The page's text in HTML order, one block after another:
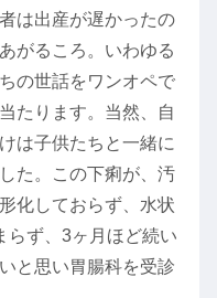
は出産が遅かったの
がるころ。いわゆる
の世話をワンオペで
たります。当然、自
は子供たちと一緒に
た。この下痢が、汚
化しておらず、水状
らず、3ヶ月ほど続い
と思い胃腸科を受診